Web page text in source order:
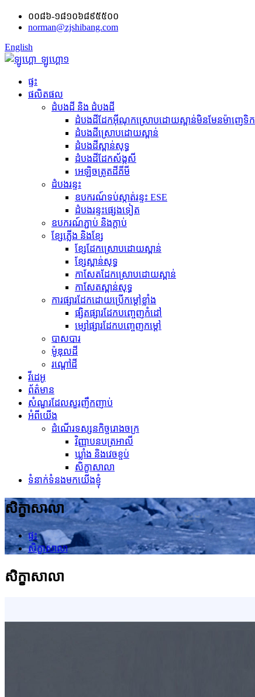
០០៨៦-១៨១០៦៨៩៥៥០០
norman@zjshibang.com
English
ផ្ទះ
ផលិតផល
ដំបងដី និង ដំបងដី
ដំបងដីដែកអ៊ីណុកស្រោបដោយស្ពាន់មិនមែនម៉ាញេទិក
ដំបងដីស្រោបដោយស្ពាន់
ដំបងដីស្ពាន់សុទ្ធ
ដំបងដីដែកស័ង្កសី
អេឡិចត្រូត​ដី​គីមី
ដំបងរន្ទះ
ឧបករណ៍​ទប់ស្កាត់​រន្ទះ ESE
ដំបងរន្ទះផ្សេងទៀត
ឧបករណ៍ភ្ជាប់ និង​ក្ដាប់
ខ្សែភ្លើង និងខ្សែ
ខ្សែដែកស្រោបដោយស្ពាន់
ខ្សែស្ពាន់សុទ្ធ
កាសែតដែកស្រោបដោយស្ពាន់
កាសែតស្ពាន់សុទ្ធ
ការផ្សារដែកដោយប្រើកម្ដៅខ្លាំង
ផ្សិតផ្សារដែកបញ្ចេញកំដៅ
ម្សៅផ្សារដែកបញ្ចេញកម្ដៅ
បាសបារ
ម៉ូឌុលដី
រណ្តៅដី
វីដេអូ
ព័ត៌មាន
សំណួរដែលសួរញឹកញាប់
អំពីយើង
ដំណើរទស្សនកិច្ចរោងចក្រ
វិញ្ញាបនបត្រអាលី
ឃ្លាំង និងវេចខ្ចប់
សិក្ខាសាលា
ទំនាក់ទំនងមកយើងខ្ញុំ
សិក្ខាសាលា
ផ្ទះ
សិក្ខាសាលា
សិក្ខាសាលា